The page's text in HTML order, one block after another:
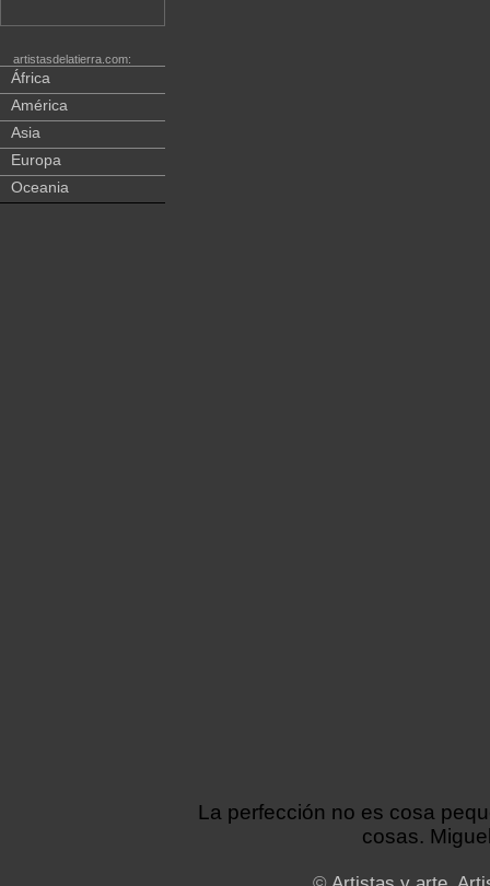
artistasdelatierra.com:
África
América
Asia
Europa
Oceania
La perfección no es cosa
cosas.